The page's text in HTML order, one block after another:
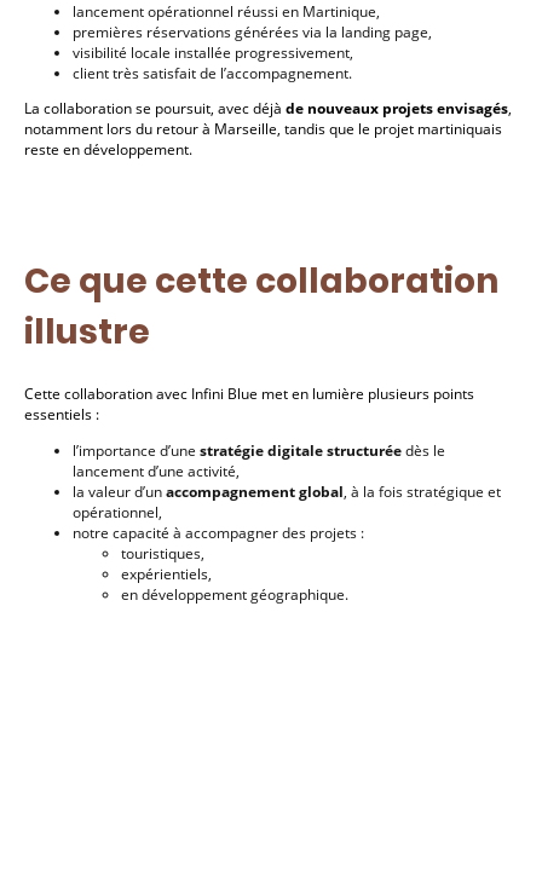
lancement opérationnel réussi en Martinique,
premières réservations générées via la landing page,
visibilité locale installée progressivement,
client très satisfait de l’accompagnement.
La collaboration se poursuit, avec déjà de nouveaux projets envisagés,
notamment lors du retour à Marseille, tandis que le projet martiniquais
reste en développement.
Ce que cette collaboration
illustre
Cette collaboration avec Infini Blue met en lumière plusieurs points
essentiels :
l’importance d’une stratégie digitale structuréedès le
lancement d’une activité,
la valeur d’unaccompagnement global, à la fois stratégique et
opérationnel,
notre capacité à accompagner des projets :
touristiques,
expérientiels,
en développement géographique.